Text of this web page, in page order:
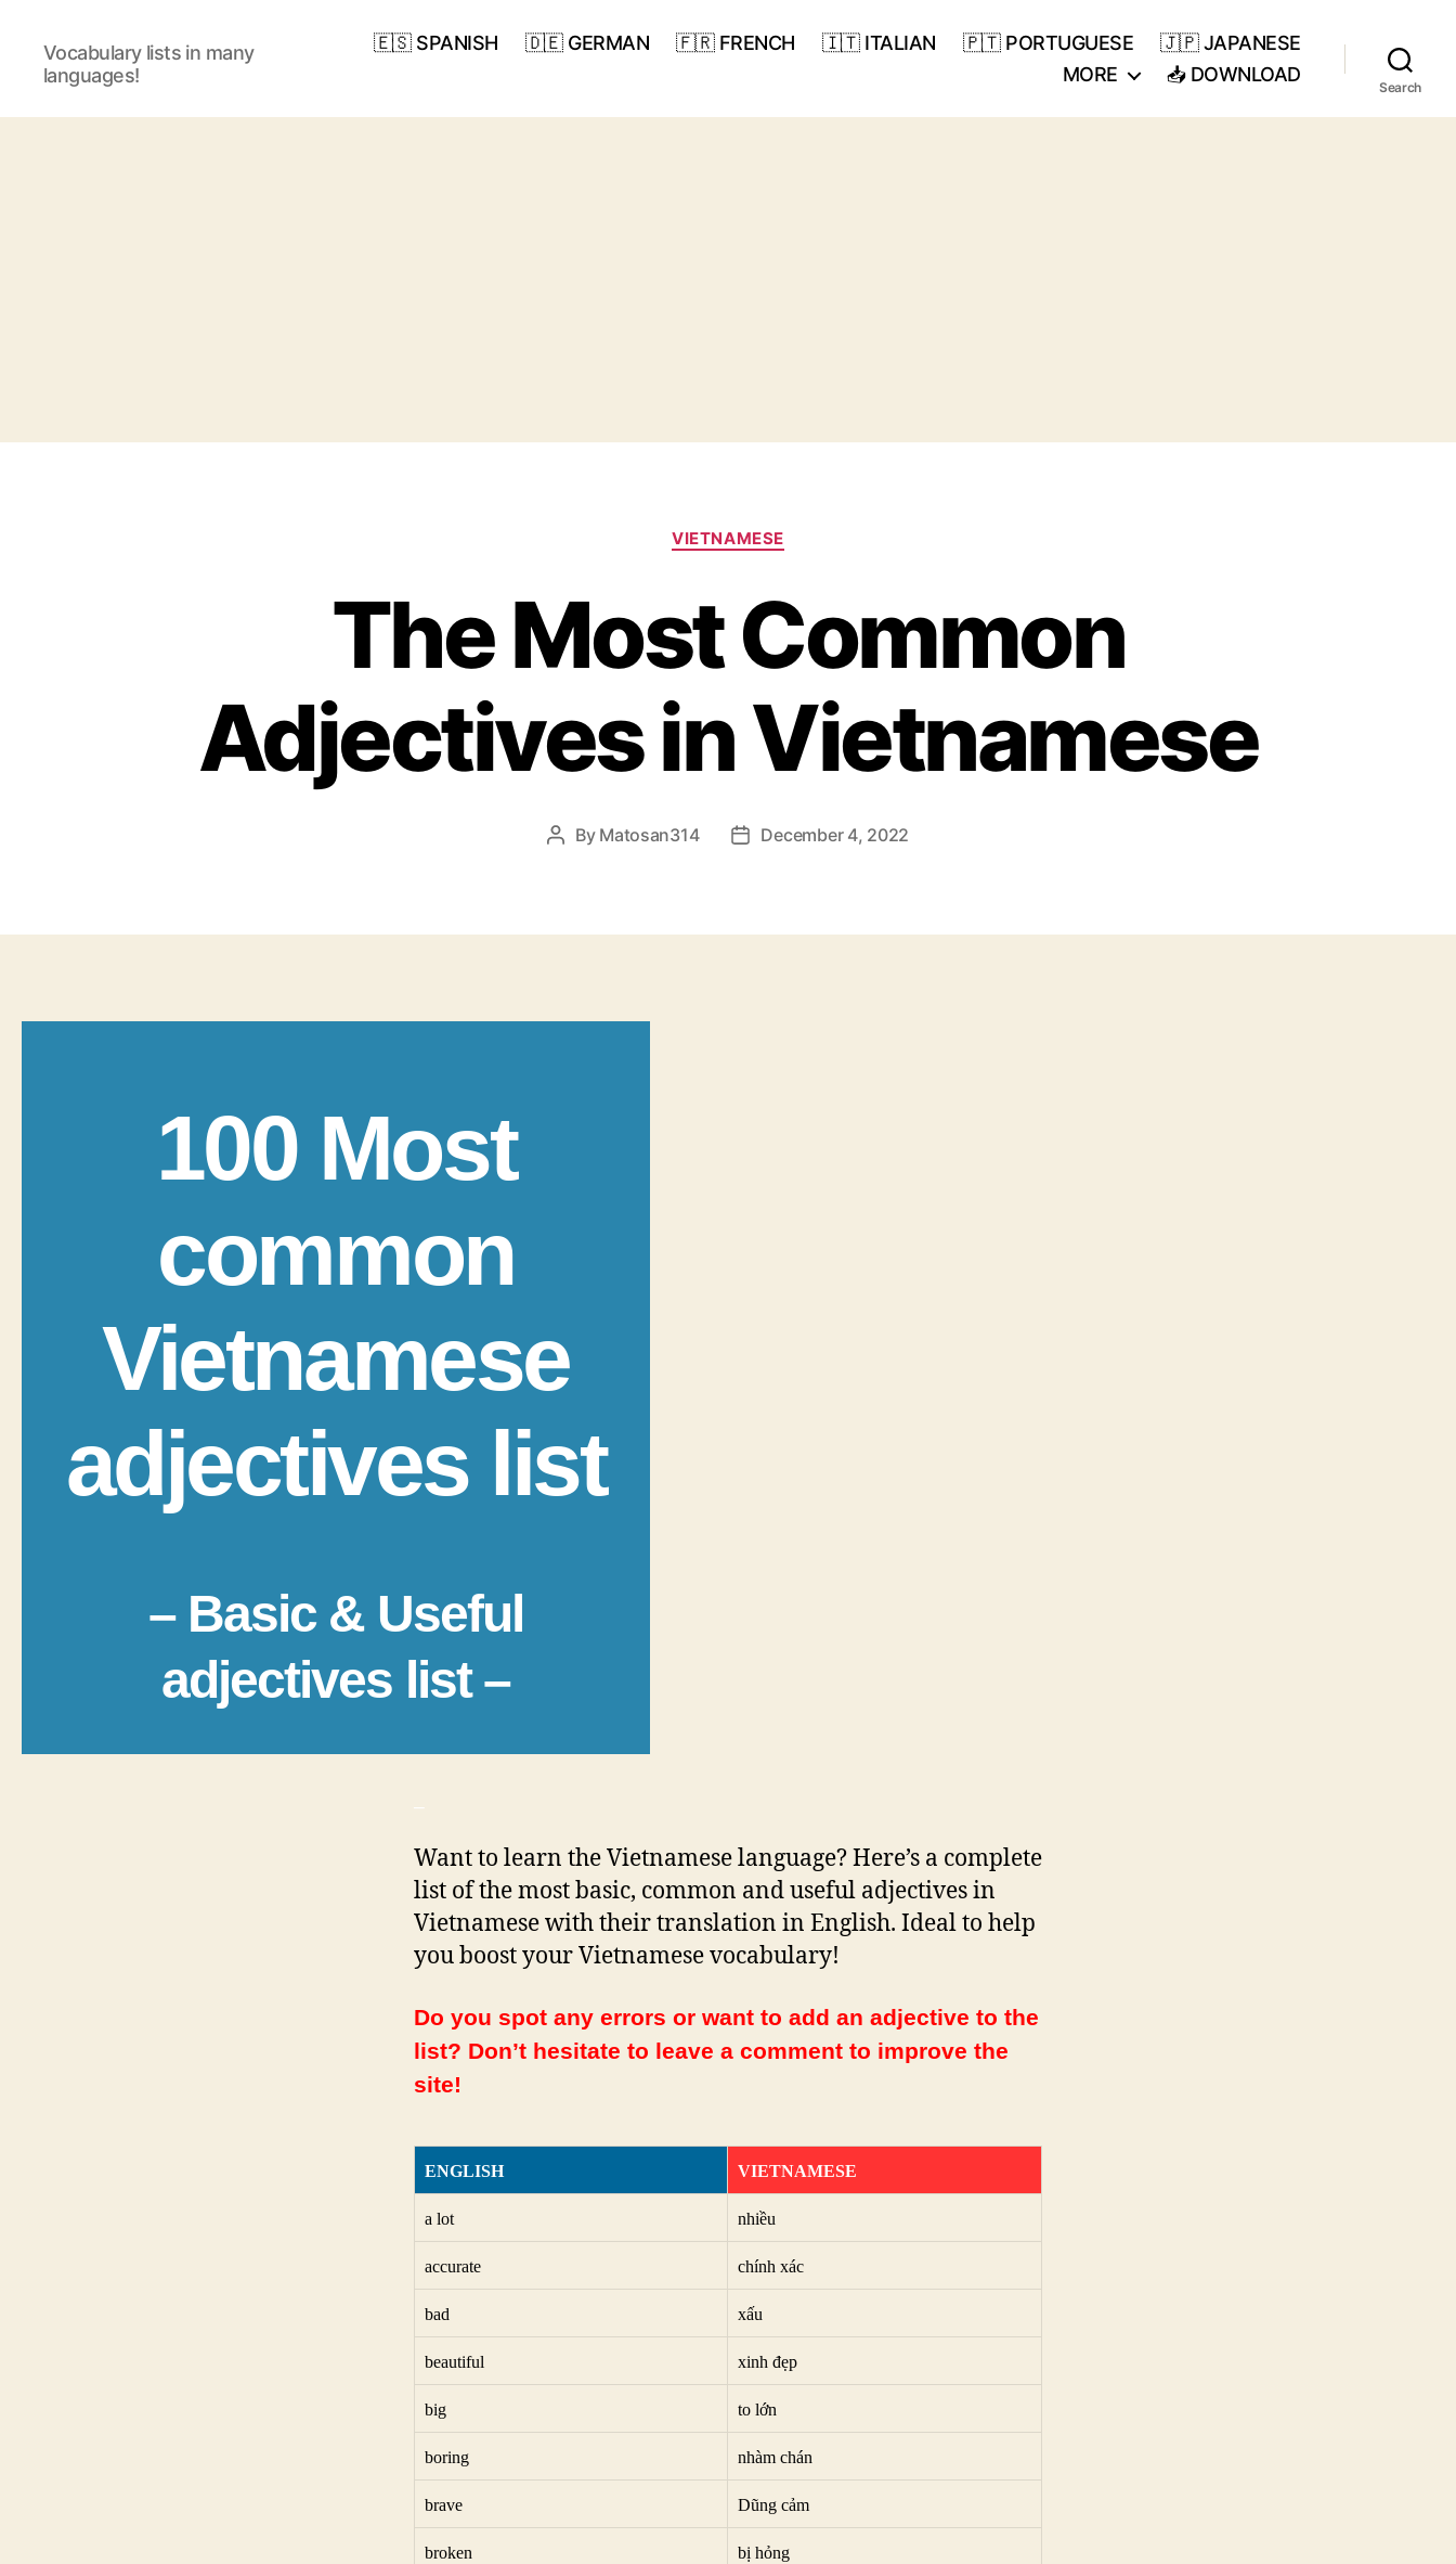
Vocabulary lists in many
languages!
🇪🇸 SPANISH 🇩🇪 GERMAN 🇫🇷 FRENCH 🇮🇹 ITALIAN 🇵🇹 PORTUGUESE
🇯🇵 JAPANESE
MORE
📥 DOWNLOAD
Search
Categories
VIETNAMESE
The Most Common
Adjectives in Vietnamese
Post
By Matosan314
PostDecember 4, 2022
100 Most
common
Vietnamese
adjectives list
– Basic & Useful
adjectives list –
Want to learn the Vietnamese language? Here’s a complete
list of the most basic, common and useful adjectives in
Vietnamese with their translation in English. Ideal to help
you boost your Vietnamese vocabulary!
Do you spot any errors or want to add an adjective to the
list? Don’t hesitate to leave a comment to improve the
site!
ENGLISH VIETNAMESE
a lot nhiều
accurate chính xác
bad xấu
beautiful xinh đẹp
big to lớn
boring nhàm chán
brave Dũng cảm
broken bị hỏng